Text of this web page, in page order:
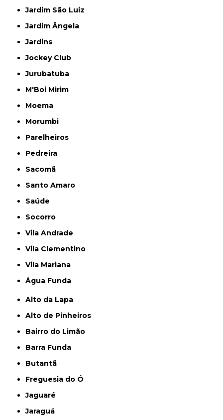
Jardim São Luiz
Jardim Ângela
Jardins
Jockey Club
Jurubatuba
M'Boi Mirim
Moema
Morumbi
Parelheiros
Pedreira
Sacomã
Santo Amaro
Saúde
Socorro
Vila Andrade
Vila Clementino
Vila Mariana
Água Funda
Alto da Lapa
Alto de Pinheiros
Bairro do Limão
Barra Funda
Butantã
Freguesia do Ó
Jaguaré
Jaraguá